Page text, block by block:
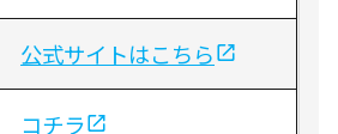
公式サイトはこちら
コチラ